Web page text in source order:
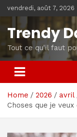
to
content
vendredi, août 7, 2026
Trendy
Tout ce qu'il faut
Home 2026 avril
Choses que je